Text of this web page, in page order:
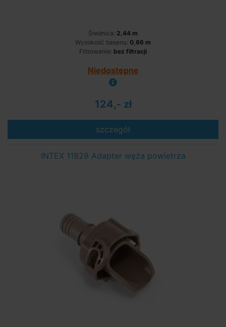
Średnica: 2,44 m
Wysokość basenu: 0,66 m
Filtrowanie: bez filtracji
Niedostępne
124,- zł
szczegół
INTEX 11829 Adapter węża powietrza